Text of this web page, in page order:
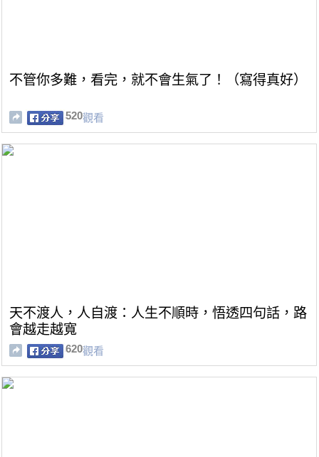
不管你多難，看完，就不會生氣了！（寫得真好）
520觀看
天不渡人，人自渡：人生不順時，悟透四句話，路
會越走越寬
620觀看